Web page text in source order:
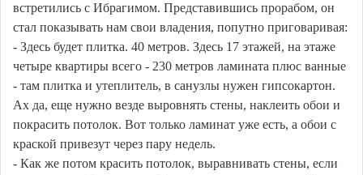
встретились с Ибрагимом. Представившись прорабом, он
стал показывать нам свои владения, попутно приговаривая:
- Здесь будет плитка. 40 метров. Здесь 17 этажей, на этаже
четыре квартиры всего - 230 метров ламината плюс ванные
- там плитка и утеплитель, в санузлы нужен гипсокартон.
Ах да, еще нужно везде выровнять стены, наклеить обои и
покрасить потолок. Вот только ламинат уже есть, а обои с
краской привезут через пару недель.
- Как же потом красить потолок, выравнивать стены, если